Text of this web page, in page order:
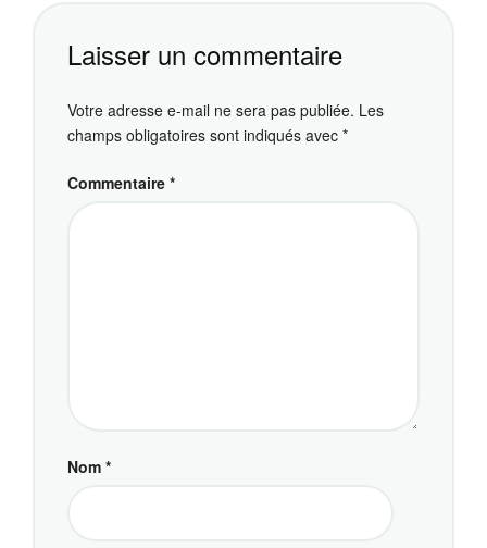
Laisser un commentaire
Votre adresse e-mail ne sera pas publiée. Les
champs obligatoires sont indiqués avec *
Commentaire *
Nom *